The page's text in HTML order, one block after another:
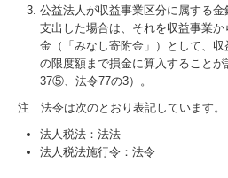
公益法人が収益事業区分に属する
支出した場合は、それを収益事業
金（「みなし寄附金」）として、
の限度額まで損金に算入すること
37⑤、法令77の3）。
注 法令は次のとおり表記しています。
法人税法：法法
法人税法施行令：法令